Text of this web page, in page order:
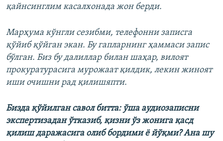
қайнсинглим касалхонада жон берди.
Марҳума кўнгли сезибми, телефонни записга
қўйиб қўйган экан. Бу гапларнинг ҳаммаси запис
бўлган. Биз бу далиллар билан шаҳар, вилоят
прокуратурасига мурожаат қилдик, лекин жиноят
иши очишни рад қилишяпти.
Бизда қўйилган савол битта: ўша аудиозаписни
экспертизадан ўтказиб, қизни ўз жонига қасд
қилиш даражасига олиб бордими ё йўқми? Ана шу